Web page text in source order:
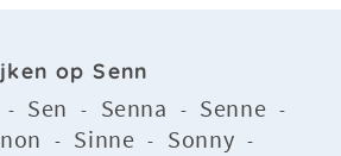
op Senn
- Sen - Senna - Senne -
- Sinne - Sonny -